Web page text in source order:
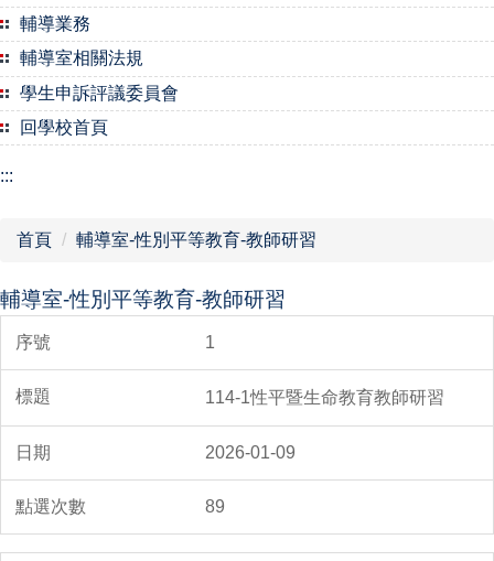
輔導業務
輔導室相關法規
學生申訴評議委員會
回學校首頁
:::
首頁 輔導室-性別平等教育-教師研習
輔導室-性別平等教育-教師研習
1
114-1性平暨生命教育教師研習
2026-01-09
89